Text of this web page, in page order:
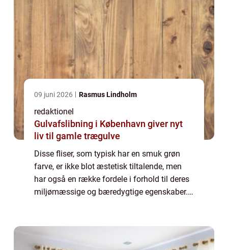
09 juni 2026 Rasmus Lindholm
redaktionel
Gulvafslibning i København giver nyt
liv til gamle trægulve
Disse fliser, som typisk har en smuk grøn
farve, er ikke blot æstetisk tiltalende, men
har også en række fordele i forhold til deres
miljømæssige og bæredygtige egenskaber.